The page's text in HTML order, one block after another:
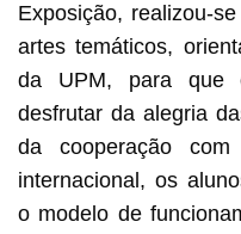
Exposição, realizou-
artes temáticos,
da UPM, para que
desfrutar da alegria
da cooperação
internacional, os
o modelo de